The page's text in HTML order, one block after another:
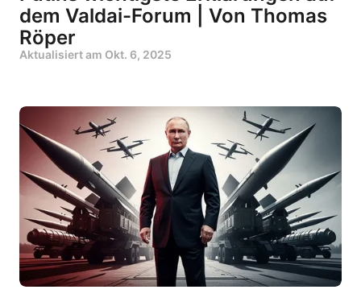
dem Valdai-Forum | Von Thomas
Röper
Aktualisiert am Okt. 6, 2025